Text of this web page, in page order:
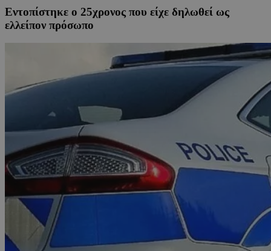
Εντοπίστηκε ο 25χρονος που είχε δηλωθεί ως
ελλείπον πρόσωπο